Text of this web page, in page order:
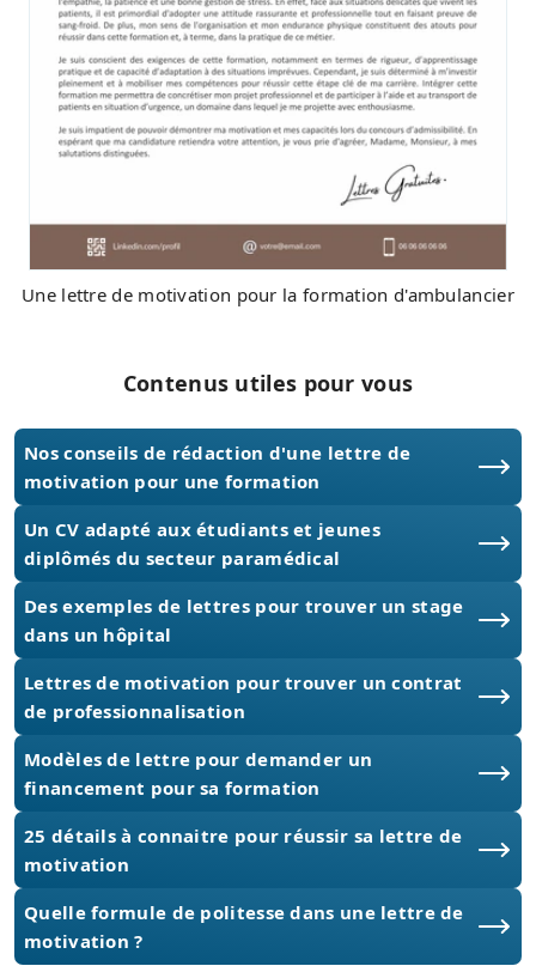
Une lettre de motivation pour la formation d'ambulancier
Contenus utiles pour vous
Nos conseils de rédaction d'une lettre de
motivation pour une formation
Un CV adapté aux étudiants et jeunes
diplômés du secteur paramédical
Des exemples de lettres pour trouver un stage
dans un hôpital
Lettres de motivation pour trouver un contrat
de professionnalisation
Modèles de lettre pour demander un
financement pour sa formation
25 détails à connaitre pour réussir sa lettre de
motivation
Quelle formule de politesse dans une lettre de
motivation ?